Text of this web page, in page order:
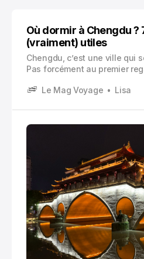
Où dormir à Chengdu ?
(vraiment) utiles
Chengdu, c’est une ville qui
Pas forcément au premier
des scooters partout.
Le Mag Voyage Lisa